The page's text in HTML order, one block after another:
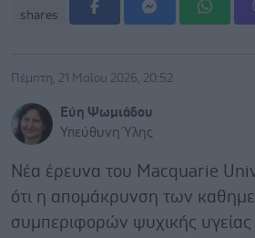
shares
Πέμπτη, 21 Μαΐου 2026, 20:52
Εύη Ψωμιάδου
Υπεύθυνη Ύλης
Νέα έρευνα του Macquarie
ότι η απομάκρυνση των
συμπεριφορών ψυχικής υγείας